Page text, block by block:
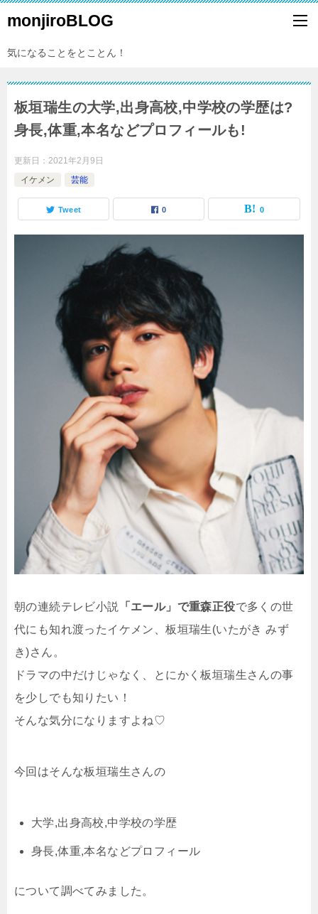
monjiroBLOG
気になることをとことん！
板垣瑞生の大学,出身高校,中学校の学歴は?
身長,体重,本名などプロフィールも!
更新日： 2021年2月9日
イケメン
芸能
Tweet 0 0
朝の連続テレビ小説 「エール」で重森正役で多くの世
代にも知れ渡ったイケメン、板垣瑞生(いたがき みず
き)さん。
ドラマの中だけじゃなく、とにかく板垣瑞生さんの事
を少しでも知りたい！
そんな気分になりますよね♡
今回はそんな板垣瑞生さんの
大学,出身高校,中学校の学歴
身長,体重,本名などプロフィール
について調べてみました。